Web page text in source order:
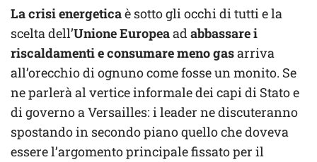
La crisi energeticaè sotto gli occhi di tutti e la
scelta dell’Unione Europeaadabbassare i
riscaldamenti e consumare meno gasarriva
all’orecchio di ognuno come fosse un monito. Se
ne parlerà al vertice informale dei capi di Stato e
di governo a Versailles: i leader ne discuteranno
spostando in secondo piano quello che doveva
essere l’argomento principale fissato per il